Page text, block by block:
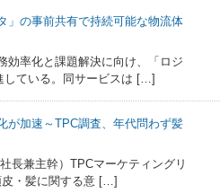
」の事前共有で持続可能な物流体
効率化と課題解決に向け、「ロジ
している。同サービスは […]
が加速～TPC調査、年代問わず髪
長兼主幹）TPCマーケティングリ
皮・髪に関する意 […]